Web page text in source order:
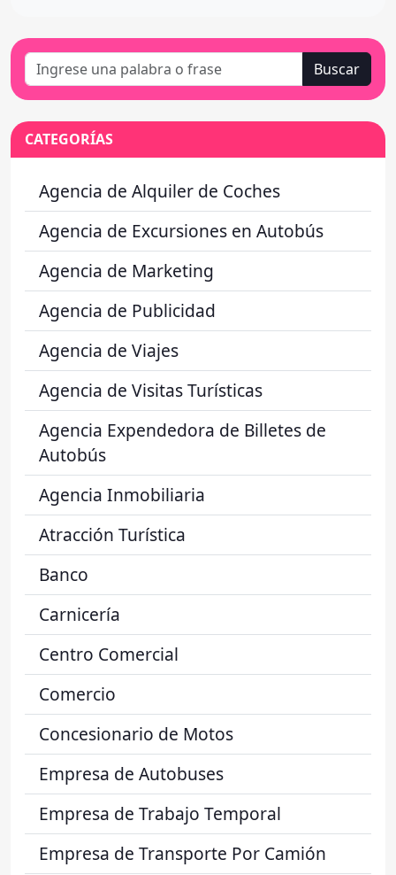
Buscar
CATEGORÍAS
Agencia de Alquiler de Coches
Agencia de Excursiones en Autobús
Agencia de Marketing
Agencia de Publicidad
Agencia de Viajes
Agencia de Visitas Turísticas
Agencia Expendedora de Billetes de
Autobús
Agencia Inmobiliaria
Atracción Turística
Banco
Carnicería
Centro Comercial
Comercio
Concesionario de Motos
Empresa de Autobuses
Empresa de Trabajo Temporal
Empresa de Transporte Por Camión